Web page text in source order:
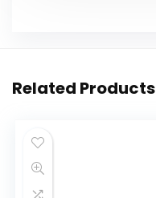
Related Products